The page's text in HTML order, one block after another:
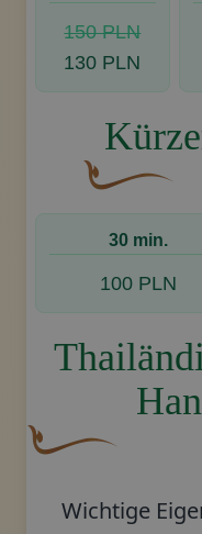
150 PLN
130 PLN
30 min.
100 PLN
Wichtige